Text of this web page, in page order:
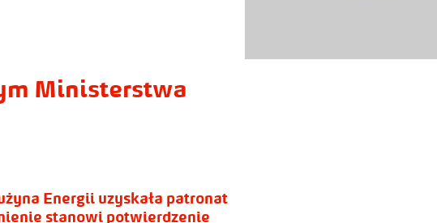
Ministerstwa
Energii uzyskała patronat
stanowi potwierdzenie